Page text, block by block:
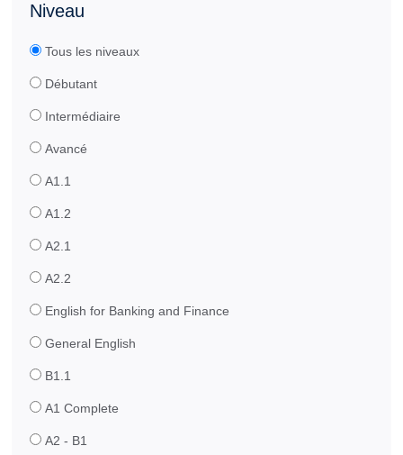
Niveau
Tous les niveaux
Débutant
Intermédiaire
Avancé
A1.1
A1.2
A2.1
A2.2
English for Banking and Finance
General English
B1.1
A1 Complete
A2 - B1